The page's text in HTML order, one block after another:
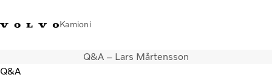
Kamioni
Volvo Trucks Srbija - kontaktiVolvo Trucks prodavnicaPrijavljivanje
Q&A – Lars Mårtensson
Q&A